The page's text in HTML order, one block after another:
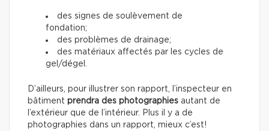
des signes de soulèvement de
fondation;
des problèmes de drainage;
des matériaux affectés par les cycles de
gel/dégel.
D’ailleurs, pour illustrer son rapport, l’inspecteur en
bâtiment prendra des photographies autant de
l’extérieur que de l’intérieur. Plus il y a de
photographies dans un rapport, mieux c’est!